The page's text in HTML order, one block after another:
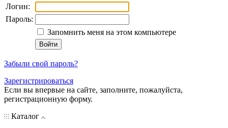
Логин:
Пароль:
Запомнить меня на этом компьютере
Забыли свой пароль?
Зарегистрироваться
Если вы впервые на сайте, заполните, пожалуйста,
регистрационную форму.
Каталог